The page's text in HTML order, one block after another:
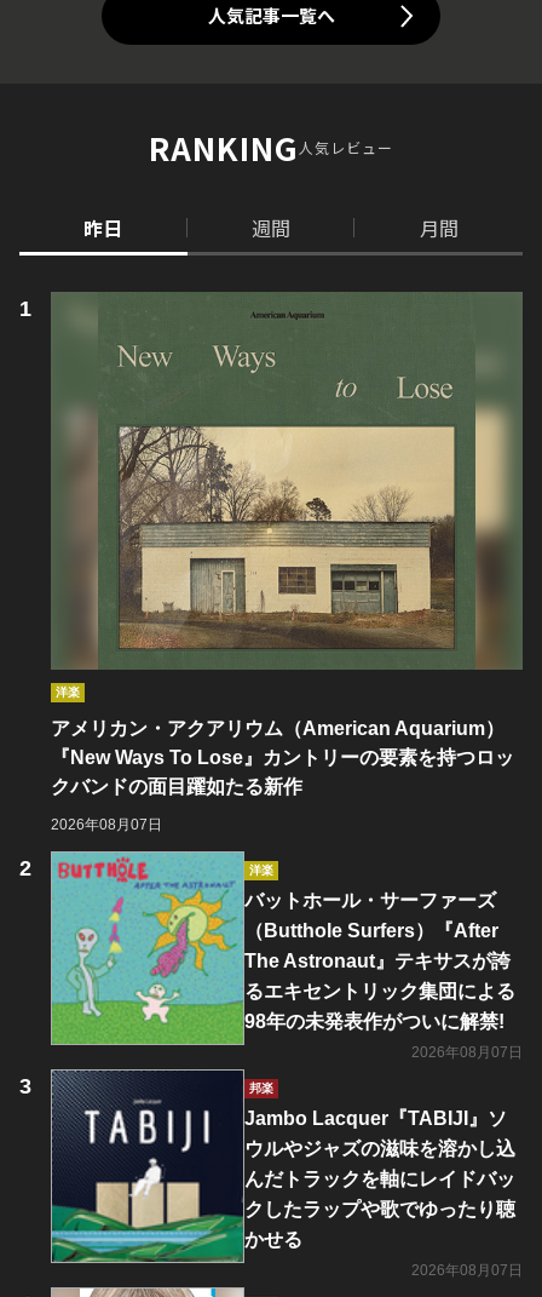
人気記事一覧へ
RANKING人気レビュー
昨日 週間 月間
洋楽
アメリカン・アクアリウム（American Aquarium）
『New Ways To Lose』カントリーの要素を持つロッ
クバンドの面目躍如たる新作
2026年08月07日
洋楽
バットホール・サーファーズ
（Butthole Surfers）『After
The Astronaut』テキサスが誇
るエキセントリック集団による
98年の未発表作がついに解禁!
2026年08月07日
邦楽
Jambo Lacquer『TABIJI』ソ
ウルやジャズの滋味を溶かし込
んだトラックを軸にレイドバッ
クしたラップや歌でゆったり聴
かせる
2026年08月07日